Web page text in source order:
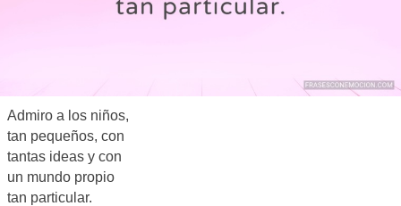
Admiro a los niños,
tan pequeños, con
tantas ideas y con
un mundo propio
tan particular.